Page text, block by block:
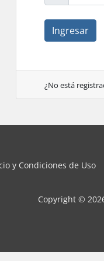
Ingresar
¿No está
y Condiciones de Uso
Copyright ©